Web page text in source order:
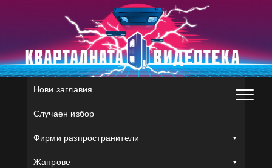
Нови заглавия
Случаен избор
Фирми разпространители
Жанрове